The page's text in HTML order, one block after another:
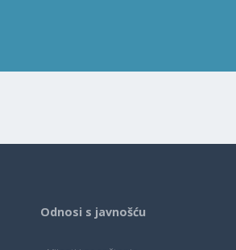
Odnosi s javnošću